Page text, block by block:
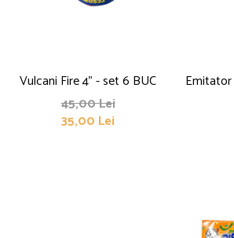
Vulcani Fire 4" - set 6 BUC
45,00 Lei
35,00 Lei